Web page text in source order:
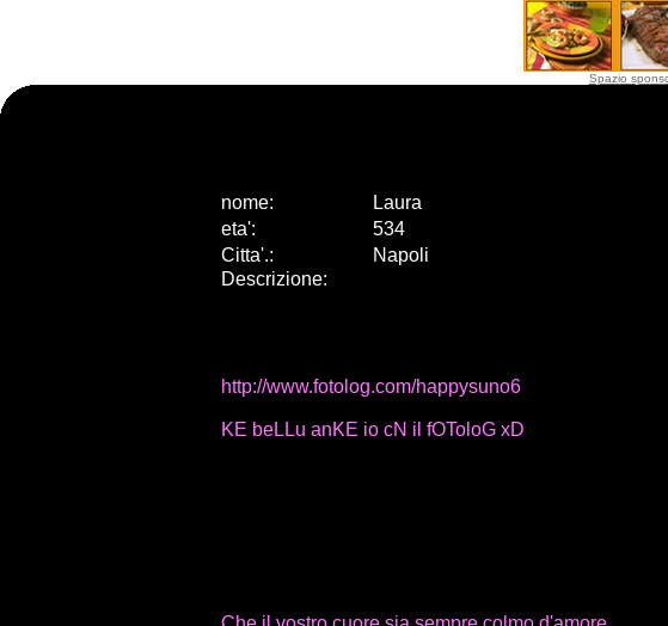
Spazio
nome:
Laura
eta':
534
Citta'.:
Napoli
Descrizione:
http://www.fotolog.com/happysuno6
KE beLLu anKE io cN il fOToloG xD